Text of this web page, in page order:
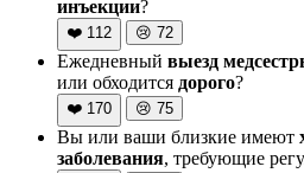
инъекции?
❤️ 112 😢 72
Ежедневный выезд
или обходится дорого?
❤️ 170 😢 75
Вы или ваши близкие имеют
заболевания, требующие